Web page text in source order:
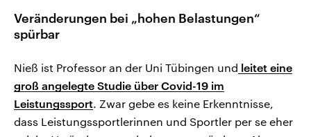
Veränderungen bei „hohen Belastungen“
spürbar
Nieß ist Professor an der Uni Tübingen und leitet eine
groß angelegte Studie über Covid-19 im
Leistungssport. Zwar gebe es keine Erkenntnisse,
dass Leistungssportlerinnen und Sportler per se eher